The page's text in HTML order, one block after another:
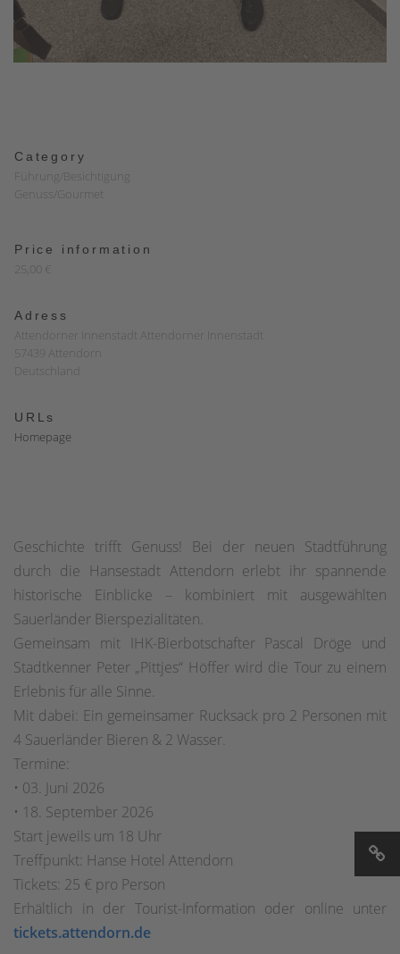
Category
Führung/Besichtigung
Genuss/Gourmet
Price information
25,00 €
Adress
Attendorner Innenstadt Attendorner Innenstadt
57439 Attendorn
Deutschland
URLs
Homepage
Geschichte trifft Genuss! Bei der neuen Stadtführung
durch die Hansestadt Attendorn erlebt ihr spannende
historische Einblicke – kombiniert mit ausgewählten
Sauerländer Bierspezialitäten.
Gemeinsam mit IHK-Bierbotschafter Pascal Dröge und
Stadtkenner Peter „Pittjes“ Höffer wird die Tour zu einem
Erlebnis für alle Sinne.
Mit dabei: Ein gemeinsamer Rucksack pro 2 Personen mit
4 Sauerländer Bieren & 2 Wasser.
Termine:
• 03. Juni 2026
• 18. September 2026
Start jeweils um 18 Uhr
Treffpunkt: Hanse Hotel Attendorn
Tickets: 25 € pro Person
Erhältlich in der Tourist-Information oder online unter
tickets.attendorn.de